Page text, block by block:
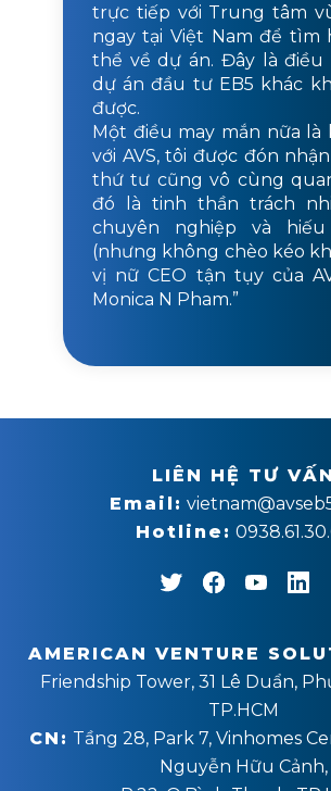
trực tiếp với Trung tâm
ngay tại Việt Nam để tìm
thể về dự án. Đây là điều
dự án đầu tư EB5 khác
được.
Một điều may mắn nữa là
với AVS, tôi được đón
thứ tư cũng vô cùng
đó là tinh thần trách
chuyên nghiệp và hiếu
(nhưng không chèo kéo
vị nữ CEO tận tụy của
Monica N Pham.”
LIÊN HỆ TƯ VẤN
Email:
Hotline:
AMERICAN VENTURE
Friendship Tower, 31 Lê Duẩn,
TP.HCM
CN: Tầng 28, Park 7, Vinhomes
Nguyễn Hữu Cảnh,